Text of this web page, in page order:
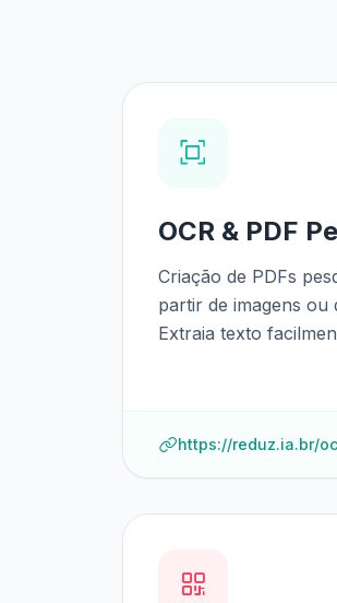
OCR & PDF
Criação de PDFs
partir de imagens ou
Extraia texto
https://reduz.ia.br/